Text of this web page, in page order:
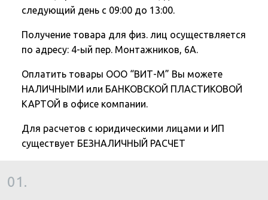
следующий день с 09:00 до 13:00.
Получение товара для физ. лиц осуществляется
по адресу: 4-ый пер. Монтажников, 6А.
Оплатить товары ООО “ВИТ-М” Вы можете
НАЛИЧНЫМИ или БАНКОВСКОЙ ПЛАСТИКОВОЙ
КАРТОЙ в офисе компании.
Для расчетов с юридическими лицами и ИП
существует БЕЗНАЛИЧНЫЙ РАСЧЕТ
01.